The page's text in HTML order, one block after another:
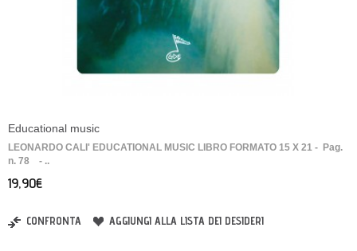
Educational music
LEONARDO CALI' EDUCATIONAL MUSIC LIBRO FORMATO 15 X 21 - Pag.
n. 78 - ..
19,90€
CONFRONTA AGGIUNGI ALLA LISTA DEI DESIDERI